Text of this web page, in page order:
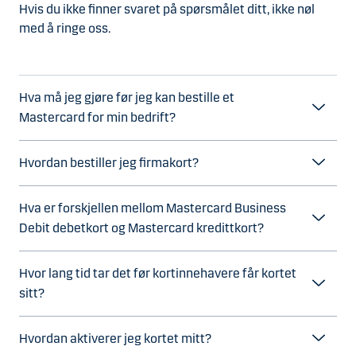
Hvis du ikke finner svaret på spørsmålet ditt, ikke nøl
med å ringe oss.
Hva må jeg gjøre før jeg kan bestille et
Mastercard for min bedrift?
Hvordan bestiller jeg firmakort?
Hva er forskjellen mellom Mastercard Business
Debit debetkort og Mastercard kredittkort?
Hvor lang tid tar det før kortinnehavere får kortet
sitt?
Hvordan aktiverer jeg kortet mitt?